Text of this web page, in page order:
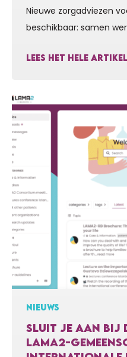
Nieuwe zorgadviezen
beschikbaar: samen
Voor Sara zetten wij ons
maar ook voor de best
iedereen die vandaag
spierziekte leeft. Want
LEES HET HELE ARTIKEL
NIEUWS
SLUIT JE AAN BIJ
LAMA2-